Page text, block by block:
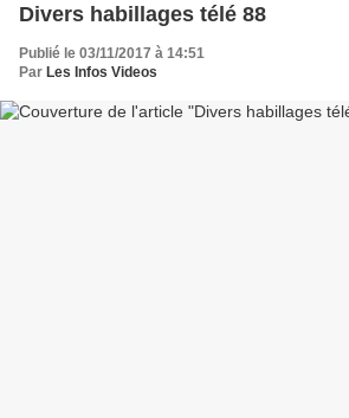
Divers habillages télé 88
Publié le 03/11/2017 à 14:51
Par Les Infos Videos